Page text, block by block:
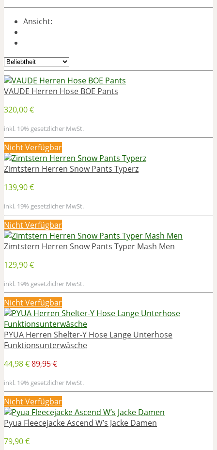
Ansicht:
VAUDE Herren Hose BOE Pants
320,00 €
inkl. 19% gesetzlicher MwSt.
Nicht Verfügbar
Zimtstern Herren Snow Pants Typerz
139,90 €
inkl. 19% gesetzlicher MwSt.
Nicht Verfügbar
Zimtstern Herren Snow Pants Typer Mash Men
129,90 €
inkl. 19% gesetzlicher MwSt.
Nicht Verfügbar
PYUA Herren Shelter-Y Hose Lange Unterhose
Funktionsunterwäsche
44,98 €89,95 €
inkl. 19% gesetzlicher MwSt.
Nicht Verfügbar
Pyua Fleecejacke Ascend W’s Jacke Damen
79,90 €